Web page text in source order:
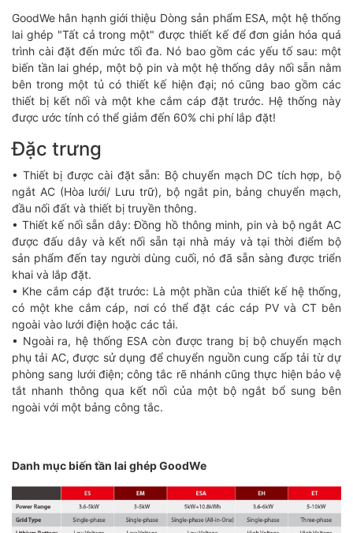
GoodWe hân hạnh giới thiệu Dòng sản phẩm ESA, một hệ thống
lai ghép "Tất cả trong một" được thiết kế để đơn giản hóa quá
trình cài đặt đến mức tối đa. Nó bao gồm các yếu tố sau: một
biến tần lai ghép, một bộ pin và một hệ thống dây nối sẵn nằm
bên trong một tủ có thiết kế hiện đại; nó cũng bao gồm các
thiết bị kết nối và một khe cắm cáp đặt trước. Hệ thống này
được ước tính có thể giảm đến 60% chi phí lắp đặt!
Đặc trưng
• Thiết bị được cài đặt sẵn: Bộ chuyển mạch DC tích hợp, bộ
ngắt AC (Hòa lưới/ Lưu trữ), bộ ngắt pin, bảng chuyển mạch,
đầu nối đất và thiết bị truyền thông.
• Thiết kế nối sẵn dây: Đồng hồ thông minh, pin và bộ ngắt AC
được đấu dây và kết nối sẵn tại nhà máy và tại thời điểm bộ
sản phẩm đến tay người dùng cuối, nó đã sẵn sàng được triển
khai và lắp đặt.
• Khe cắm cáp đặt trước: Là một phần của thiết kế hệ thống,
có một khe cắm cáp, nơi có thể đặt các cáp PV và CT bên
ngoài vào lưới điện hoặc các tải.
• Ngoài ra, hệ thống ESA còn được trang bị bộ chuyển mạch
phụ tải AC, được sử dụng để chuyển nguồn cung cấp tải từ dự
phòng sang lưới điện; công tắc rẽ nhánh cũng thực hiện bảo vệ
tắt nhanh thông qua kết nối của một bộ ngắt bổ sung bên
ngoài với một bảng công tắc.
Danh mục biến tần lai ghép GoodWe